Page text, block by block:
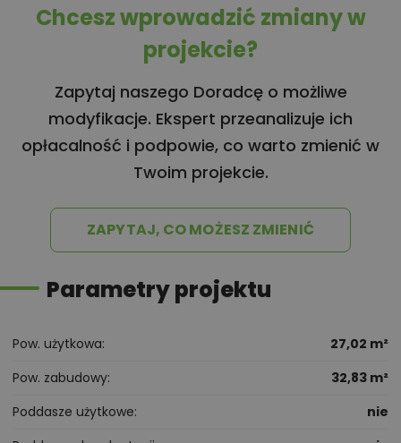
Chcesz wprowadzić zmiany w
projekcie?
Zapytaj naszego Doradcę o możliwe
modyfikacje. Ekspert przeanalizuje ich
opłacalność i podpowie, co warto zmienić w
Twoim projekcie.
ZAPYTAJ, CO MOŻESZ ZMIENIĆ
Parametry projektu
Pow. użytkowa
27,02 m²
Pow. zabudowy
32,83 m²
Poddasze użytkowe
nie